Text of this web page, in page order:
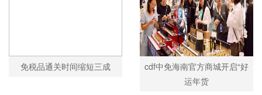
免税品通关时间缩短三成
cdf中免海南官方商城开启“好
运年货